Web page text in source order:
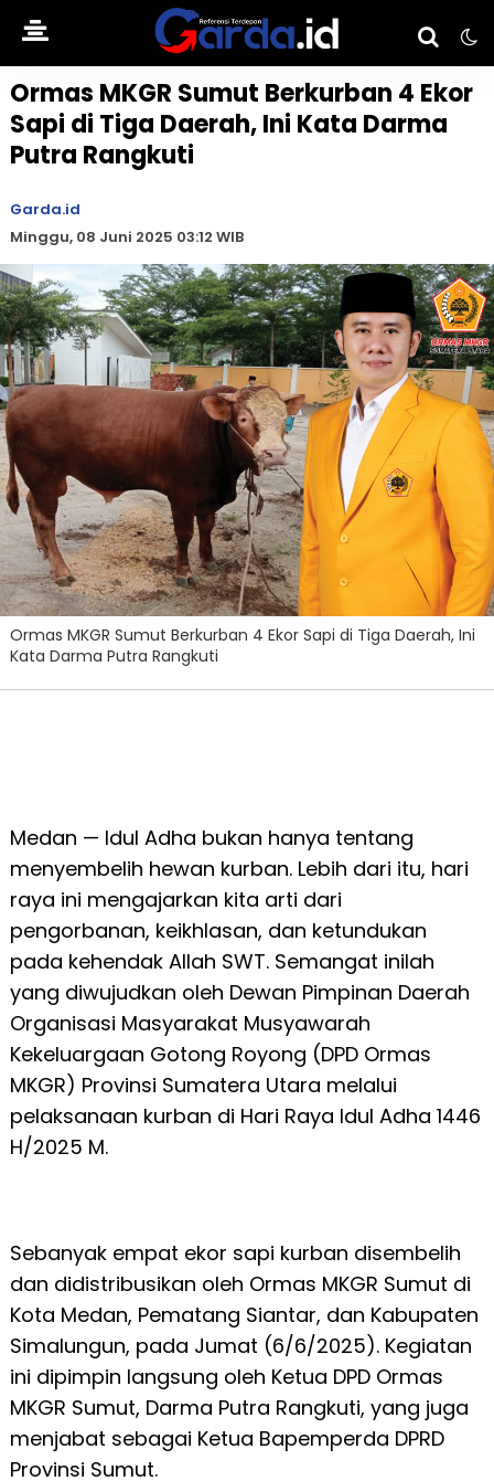
Ormas MKGR Sumut Berkurban 4 Ekor
Sapi di Tiga Daerah, Ini Kata Darma
Putra Rangkuti
Garda.id
Minggu, 08 Juni 2025 03:12 WIB
Ormas MKGR Sumut Berkurban 4 Ekor Sapi di Tiga Daerah, Ini
Kata Darma Putra Rangkuti
Medan — Idul Adha bukan hanya tentang
menyembelih hewan kurban. Lebih dari itu, hari
raya ini mengajarkan kita arti dari
pengorbanan, keikhlasan, dan ketundukan
pada kehendak Allah SWT. Semangat inilah
yang diwujudkan oleh Dewan Pimpinan Daerah
Organisasi Masyarakat Musyawarah
Kekeluargaan Gotong Royong (DPD Ormas
MKGR) Provinsi Sumatera Utara melalui
pelaksanaan kurban di Hari Raya Idul Adha 1446
H/2025 M.
Sebanyak empat ekor sapi kurban disembelih
dan didistribusikan oleh Ormas MKGR Sumut di
Kota Medan, Pematang Siantar, dan Kabupaten
Simalungun, pada Jumat (6/6/2025). Kegiatan
ini dipimpin langsung oleh Ketua DPD Ormas
MKGR Sumut, Darma Putra Rangkuti, yang juga
menjabat sebagai Ketua Bapemperda DPRD
Provinsi Sumut.